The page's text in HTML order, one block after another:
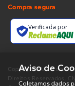
Compra segura
Verificada por
Copyright BUD
Direitos Reservados.
Aviso de
Coletamos dados